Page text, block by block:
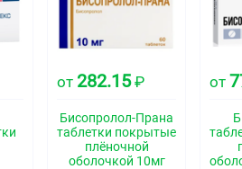
селективный
свойства
от 282.15₽
Бисопролол-Прана
таблетки покрытые
плёночной
оболочкой 10мг
от